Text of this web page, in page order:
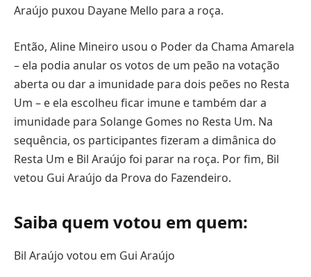
Araújo puxou Dayane Mello para a roça.
Então, Aline Mineiro usou o Poder da Chama Amarela
– ela podia anular os votos de um peão na votação
aberta ou dar a imunidade para dois peões no Resta
Um – e ela escolheu ficar imune e também dar a
imunidade para Solange Gomes no Resta Um. Na
sequência, os participantes fizeram a dimânica do
Resta Um e Bil Araújo foi parar na roça. Por fim, Bil
vetou Gui Araújo da Prova do Fazendeiro.
Saiba quem votou em quem:
Bil Araújo votou em Gui Araújo